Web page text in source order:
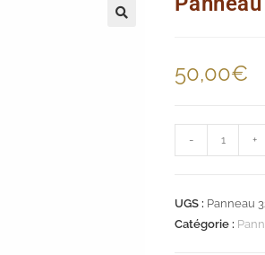
50,00€
de
320-
2
- +
UGS : Panneau
Catégorie :